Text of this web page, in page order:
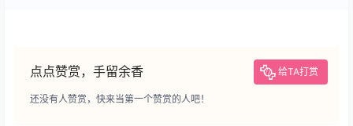
点点赞赏，手留余香 给TA打赏
还没有人赞赏，快来当第一个赞赏的人吧！